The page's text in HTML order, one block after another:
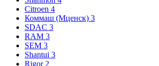
Citroen 4
Коммаш (Мценск) 3
SDAC 3
RAM 3
SEM 3
Shantui 3
Rigor 2